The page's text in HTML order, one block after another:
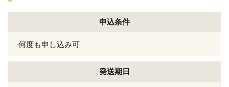
申込条件
何度も申し込み可
発送期日